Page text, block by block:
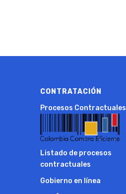
CONTRATACIÓN
Procesos Contractuales
Listado de procesos
contractuales
Gobierno en línea